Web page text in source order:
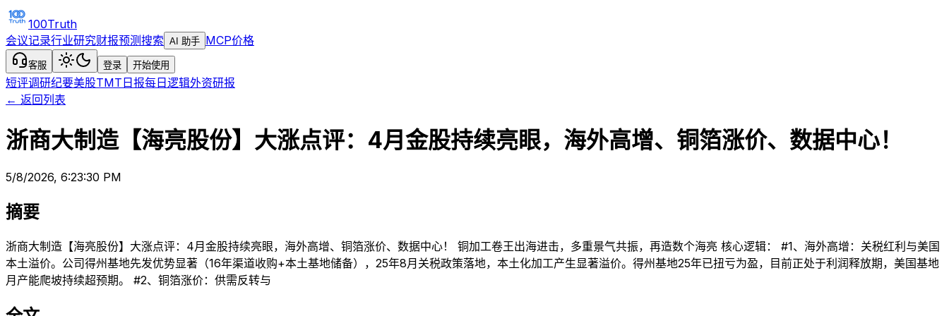
100Truth
会议记录行业研究财报预测搜索 AI 助手 MCP价格
客服 登录 开始使用
短评调研纪要美股TMT日报每日逻辑外资研报
← 返回列表
浙商大制造【海亮股份】大涨点评：4月金股持续亮眼，海外高增、铜箔涨价、数据中心！
5/8/2026, 6:23:30 PM
摘要
浙商大制造【海亮股份】大涨点评：4月金股持续亮眼，海外高增、铜箔涨价、数据中心！ 铜加工卷王出海进击，多重景气共振，再造数个海亮 核心逻辑： #1、海外高增：关税红利与美国
本土溢价。公司得州基地先发优势显著（16年渠道收购+本土基地储备），25年8月关税政策落地，本土化加工产生显著溢价。得州基地25年已扭亏为盈，目前正处于利润释放期，美国基地
月产能爬坡持续超预期。 #2、铜箔涨价：供需反转与